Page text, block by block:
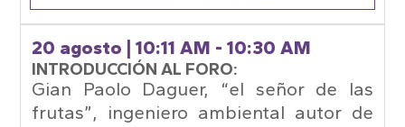
20 agosto | 10:11 AM - 10:30 AM
INTRODUCCIÓN AL FORO:
Gian Paolo Daguer, “el señor de las
frutas”, ingeniero ambiental autor de